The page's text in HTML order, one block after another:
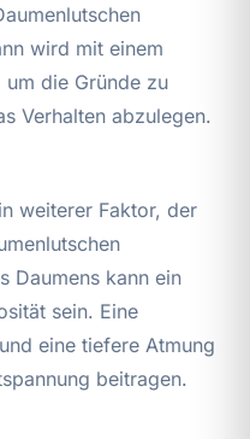
wird mit einem
um die Gründe zu
Verhalten abzulegen.
weiterer Faktor, der
Daumens kann ein
sein. Eine
eine tiefere Atmung
beitragen.